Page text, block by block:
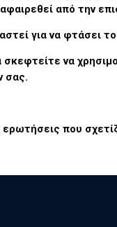
από την
για να φτάσει
σκεφτείτε να
σας.
ερωτήσεις που